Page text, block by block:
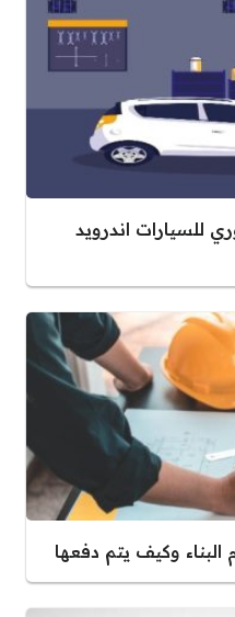
للسيارات اندرويد
وكيف يتم دفعها